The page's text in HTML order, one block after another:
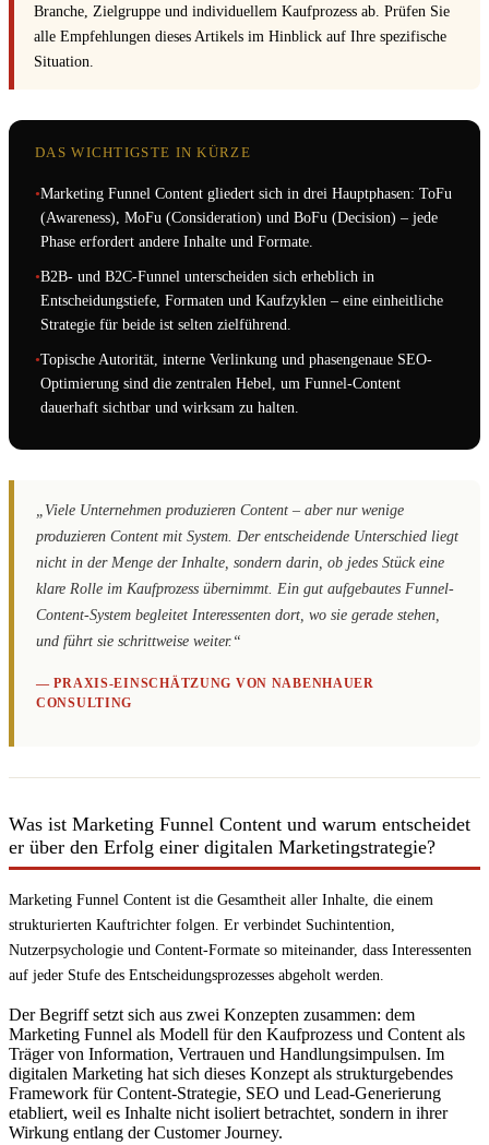
Branche, Zielgruppe und individuellem Kaufprozess ab. Prüfen Sie
alle Empfehlungen dieses Artikels im Hinblick auf Ihre spezifische
Situation.
DAS WICHTIGSTE IN KÜRZE
•Marketing Funnel Content gliedert sich in drei Hauptphasen: ToFu
(Awareness), MoFu (Consideration) und BoFu (Decision) – jede
Phase erfordert andere Inhalte und Formate.
•B2B- und B2C-Funnel unterscheiden sich erheblich in
Entscheidungstiefe, Formaten und Kaufzyklen – eine einheitliche
Strategie für beide ist selten zielführend.
•Topische Autorität, interne Verlinkung und phasengenaue SEO-
Optimierung sind die zentralen Hebel, um Funnel-Content
dauerhaft sichtbar und wirksam zu halten.
„Viele Unternehmen produzieren Content – aber nur wenige
produzieren Content mit System. Der entscheidende Unterschied liegt
nicht in der Menge der Inhalte, sondern darin, ob jedes Stück eine
klare Rolle im Kaufprozess übernimmt. Ein gut aufgebautes Funnel-
Content-System begleitet Interessenten dort, wo sie gerade stehen,
und führt sie schrittweise weiter.“
— PRAXIS-EINSCHÄTZUNG VON NABENHAUER
CONSULTING
Was ist Marketing Funnel Content und warum entscheidet
er über den Erfolg einer digitalen Marketingstrategie?
Marketing Funnel Content ist die Gesamtheit aller Inhalte, die einem
strukturierten Kauftrichter folgen. Er verbindet Suchintention,
Nutzerpsychologie und Content-Formate so miteinander, dass Interessenten
auf jeder Stufe des Entscheidungsprozesses abgeholt werden.
Der Begriff setzt sich aus zwei Konzepten zusammen: dem
Marketing Funnel als Modell für den Kaufprozess und Content als
Träger von Information, Vertrauen und Handlungsimpulsen. Im
digitalen Marketing hat sich dieses Konzept als strukturgebendes
Framework für Content-Strategie, SEO und Lead-Generierung
etabliert, weil es Inhalte nicht isoliert betrachtet, sondern in ihrer
Wirkung entlang der Customer Journey.